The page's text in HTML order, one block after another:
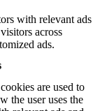
with relevant ads
across
ads.
are used to
the user uses the